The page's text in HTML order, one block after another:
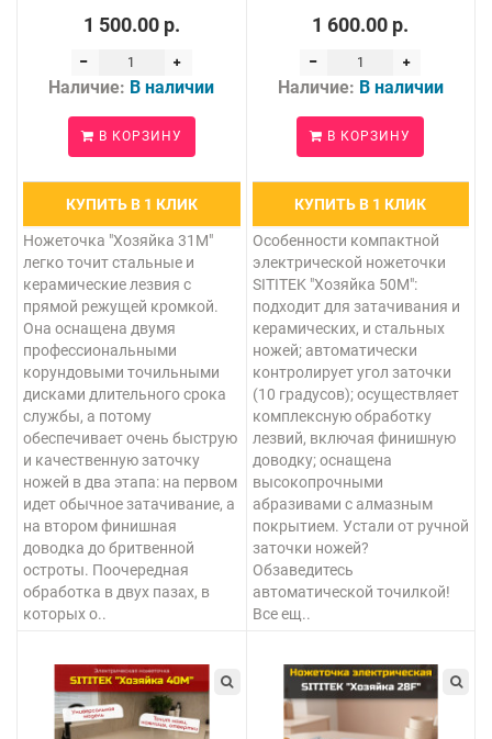
1 500.00 р.
Наличие: В наличии
В КОРЗИНУ
КУПИТЬ В 1 КЛИК
Ножеточка "Хозяйка 31М"
легко точит стальные и
керамические лезвия с
прямой режущей кромкой.
Она оснащена двумя
профессиональными
корундовыми точильными
дисками длительного срока
службы, а потому
обеспечивает очень быструю
и качественную заточку
ножей в два этапа: на первом
идет обычное затачивание, а
на втором финишная
доводка до бритвенной
остроты. Поочередная
обработка в двух пазах, в
которых о..
1 600.00 р.
Наличие: В наличии
В КОРЗИНУ
КУПИТЬ В 1 КЛИК
Особенности компактной
электрической ножеточки
SITITEK "Хозяйка 50М":
подходит для затачивания и
керамических, и стальных
ножей; автоматически
контролирует угол заточки
(10 градусов); осуществляет
комплексную обработку
лезвий, включая финишную
доводку; оснащена
высокопрочными
абразивами с алмазным
покрытием. Устали от ручной
заточки ножей?
Обзаведитесь
автоматической точилкой!
Все ещ..